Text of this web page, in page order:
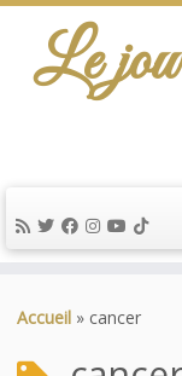
au
Le
Accueil » cancer